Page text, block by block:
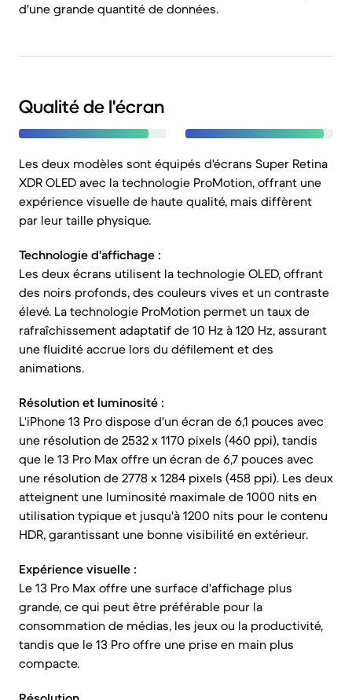
d'une grande quantité de données.
Qualité de l'écran
Les deux modèles sont équipés d'écrans Super Retina
XDR OLED avec la technologie ProMotion, offrant une
expérience visuelle de haute qualité, mais diffèrent
par leur taille physique.
Technologie d'affichage :
Les deux écrans utilisent la technologie OLED, offrant
des noirs profonds, des couleurs vives et un contraste
élevé. La technologie ProMotion permet un taux de
rafraîchissement adaptatif de 10 Hz à 120 Hz, assurant
une fluidité accrue lors du défilement et des
animations.
Résolution et luminosité :
L'iPhone 13 Pro dispose d'un écran de 6,1 pouces avec
une résolution de 2532 x 1170 pixels (460 ppi), tandis
que le 13 Pro Max offre un écran de 6,7 pouces avec
une résolution de 2778 x 1284 pixels (458 ppi). Les deux
atteignent une luminosité maximale de 1000 nits en
utilisation typique et jusqu'à 1200 nits pour le contenu
HDR, garantissant une bonne visibilité en extérieur.
Expérience visuelle :
Le 13 Pro Max offre une surface d'affichage plus
grande, ce qui peut être préférable pour la
consommation de médias, les jeux ou la productivité,
tandis que le 13 Pro offre une prise en main plus
compacte.